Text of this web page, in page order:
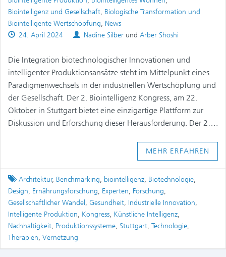
Biointelligenz und Gesellschaft, Biologische Transformation und
Biointelligente Wertschöpfung, News
Published
24. April 2024 Authors
Nadine Silber und Arber Shoshi
Die Integration biotechnologischer Innovationen und
intelligenter Produktionsansätze steht im Mittelpunkt eines
Paradigmenwechsels in der industriellen Wertschöpfung und
der Gesellschaft. Der 2. Biointelligenz Kongress, am 22.
Oktober in Stuttgart bietet eine einzigartige Plattform zur
Diskussion und Erforschung dieser Herausforderung. Der 2….
MEHR ERFAHREN
Tagged
Architektur, Benchmarking, biointelligenz, Biotechnologie,
Design, Ernährungsforschung, Experten, Forschung,
Gesellschaftlicher Wandel , Gesundheit, Industrielle Innovation,
Intelligente Produktion, Kongress, Künstliche Intelligenz,
Nachhaltigkeit, Produktionssysteme, Stuttgart, Technologie,
Therapien, Vernetzung